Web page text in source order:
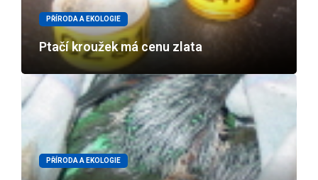
PŘÍRODA A EKOLOGIE
Ptačí kroužek má cenu zlata
PŘÍRODA A EKOLOGIE